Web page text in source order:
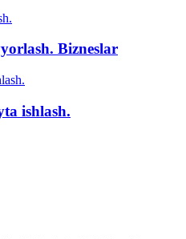
Bizneslar
ishlash.